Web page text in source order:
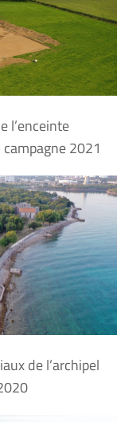
l’enceinte
2021
de l’archipel